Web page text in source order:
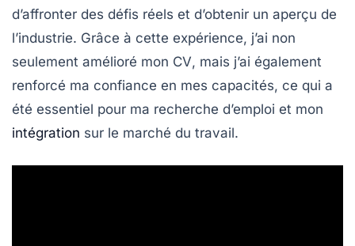
d’affronter des défis réels et d’obtenir un aperçu de
l’industrie. Grâce à cette expérience, j’ai non
seulement amélioré mon CV, mais j’ai également
renforcé ma confiance en mes capacités, ce qui a
été essentiel pour ma recherche d’emploi et mon
intégration sur le marché du travail.